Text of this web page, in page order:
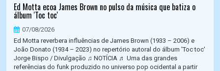
Ed Motta ecoa James Brown no pulso da música que batiza o
álbum 'Toc toc'
07/08/2026
Ed Motta reverbera influências de James Brown (1933 – 2006) e
João Donato (1934 – 2023) no repertório autoral do álbum 'Toc toc'
Jorge Bispo / Divulgação ♫ NOTÍCIA ♬ Uma das grandes
referências do funk produzido no universo pop ocidental a partir